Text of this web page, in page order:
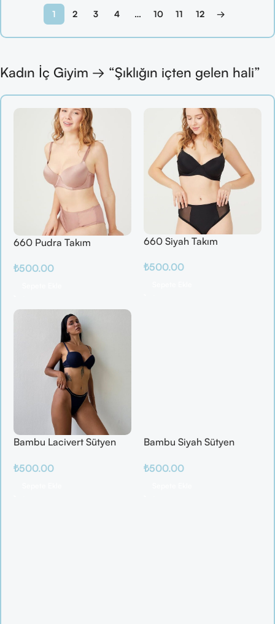
1 2 3 4 … 10 11 12 →
Kadın İç Giyim → “Şıklığın içten gelen hali”
660 Pudra Takım
₺500.00
660 Siyah Takım
₺500.00
Bambu Lacivert Sütyen
₺500.00
Bambu Siyah Sütyen
₺500.00